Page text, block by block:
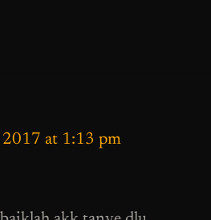
2017 at 1:13 pm